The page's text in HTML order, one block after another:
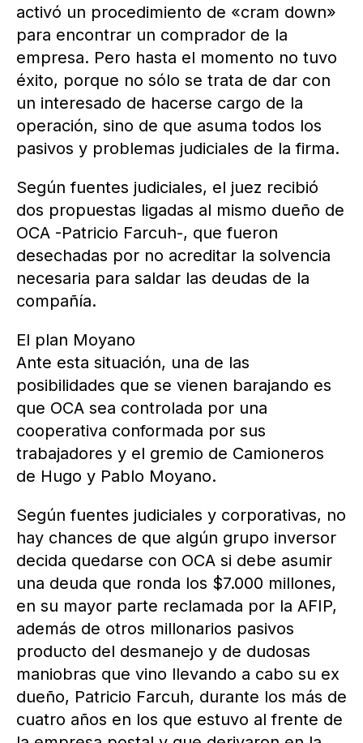
activó un procedimiento de «cram down»
para encontrar un comprador de la
empresa. Pero hasta el momento no tuvo
éxito, porque no sólo se trata de dar con
un interesado de hacerse cargo de la
operación, sino de que asuma todos los
pasivos y problemas judiciales de la firma.
Según fuentes judiciales, el juez recibió
dos propuestas ligadas al mismo dueño de
OCA -Patricio Farcuh-, que fueron
desechadas por no acreditar la solvencia
necesaria para saldar las deudas de la
compañía.
El plan Moyano
Ante esta situación, una de las
posibilidades que se vienen barajando es
que OCA sea controlada por una
cooperativa conformada por sus
trabajadores y el gremio de Camioneros
de Hugo y Pablo Moyano.
Según fuentes judiciales y corporativas, no
hay chances de que algún grupo inversor
decida quedarse con OCA si debe asumir
una deuda que ronda los $7.000 millones,
en su mayor parte reclamada por la AFIP,
además de otros millonarios pasivos
producto del desmanejo y de dudosas
maniobras que vino llevando a cabo su ex
dueño, Patricio Farcuh, durante los más de
cuatro años en los que estuvo al frente de